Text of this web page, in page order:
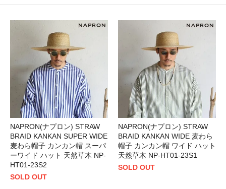
NAPRON(ナプロン) STRAW
BRAID KANKAN SUPER WIDE
麦わら帽子 カンカン帽 スーパ
ーワイド ハット 天然草木 NP-
HT01-23S2
SOLD OUT
NAPRON(ナプロン) STRAW
BRAID KANKAN WIDE 麦わら
帽子 カンカン帽 ワイド ハット
天然草木 NP-HT01-23S1
SOLD OUT